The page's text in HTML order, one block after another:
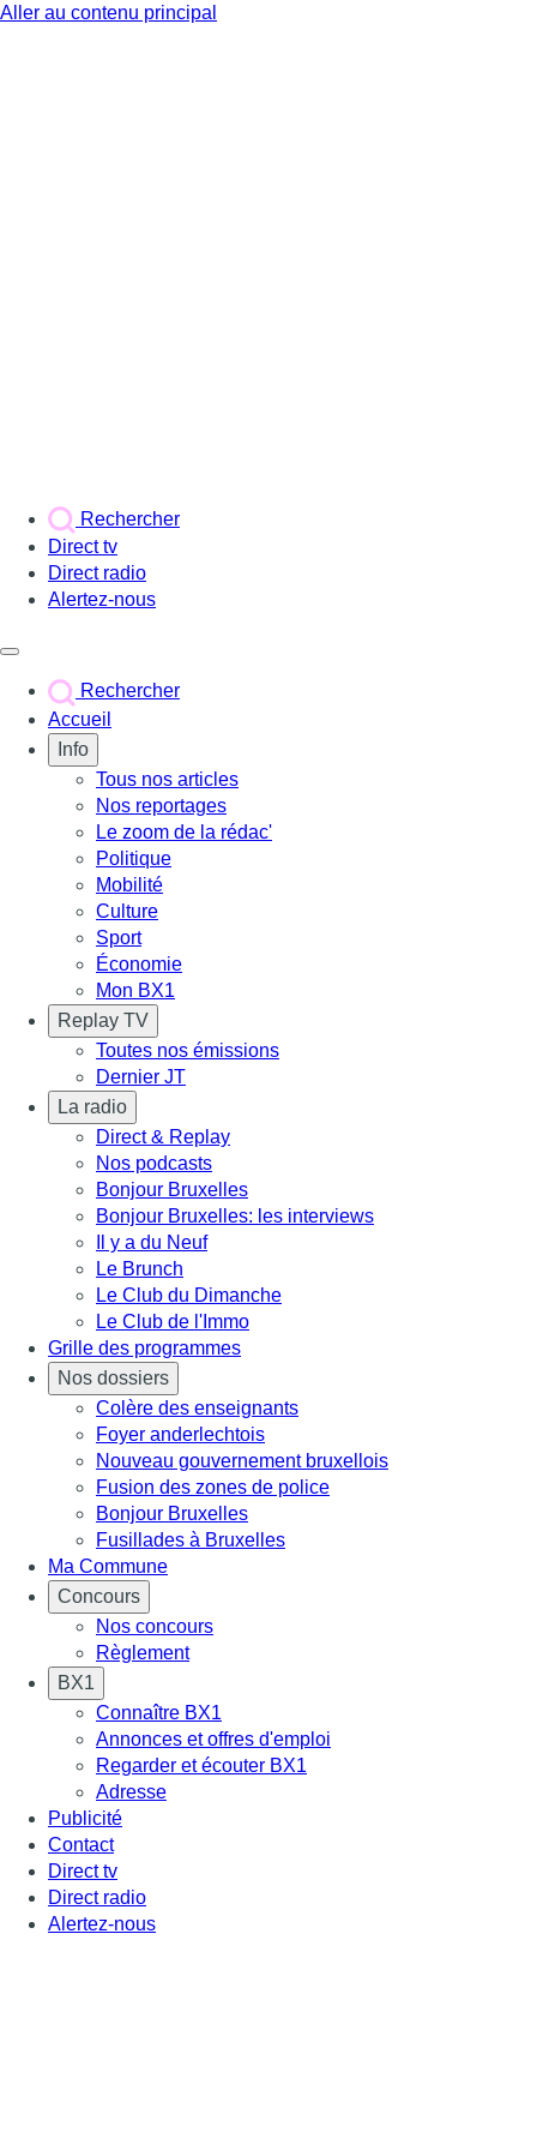
Aller au contenu principal
Rechercher
Direct tv
Direct radio
Alertez-nous
Rechercher
Accueil
Info
Tous nos articles
Nos reportages
Le zoom de la rédac'
Politique
Mobilité
Culture
Sport
Économie
Mon BX1
Replay TV
Toutes nos émissions
Dernier JT
La radio
Direct & Replay
Nos podcasts
Bonjour Bruxelles
Bonjour Bruxelles: les interviews
Il y a du Neuf
Le Brunch
Le Club du Dimanche
Le Club de l'Immo
Grille des programmes
Nos dossiers
Colère des enseignants
Foyer anderlechtois
Nouveau gouvernement bruxellois
Fusion des zones de police
Bonjour Bruxelles
Fusillades à Bruxelles
Ma Commune
Concours
Nos concours
Règlement
BX1
Connaître BX1
Annonces et offres d'emploi
Regarder et écouter BX1
Adresse
Publicité
Contact
Direct tv
Direct radio
Alertez-nous